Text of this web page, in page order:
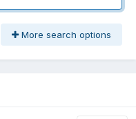
More search options